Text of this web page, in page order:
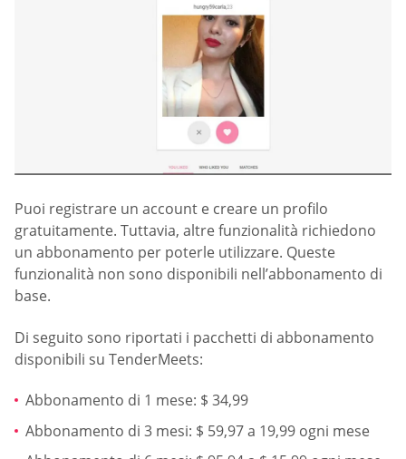
Puoi registrare un account e creare un profilo
gratuitamente. Tuttavia, altre funzionalità richiedono
un abbonamento per poterle utilizzare. Queste
funzionalità non sono disponibili nell’abbonamento di
base.
Di seguito sono riportati i pacchetti di abbonamento
disponibili su TenderMeets:
Abbonamento di 1 mese: $ 34,99
Abbonamento di 3 mesi: $ 59,97 a 19,99 ogni mese